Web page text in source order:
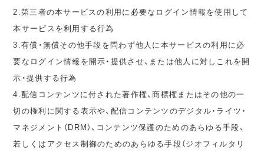
2.第三者の本サービスの利用に必要なログイン情報を使用して
本サービスを利用する行為
3.有償・無償その他手段を問わず他人に本サービスの利用に必
要なログイン情報を開示・提供させ、または他人に対しこれを開
示・提供する行為
4.配信コンテンツに付された著作権、商標権またはその他の一
切の権利に関する表示や、配信コンテンツのデジタル・ライツ・
マネジメント（DRM）、コンテンツ保護のためのあらゆる手段、
若しくはアクセス制御のためのあらゆる手段（ジオフィルタリ